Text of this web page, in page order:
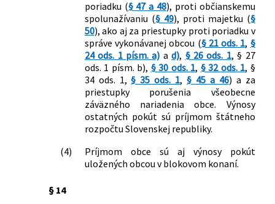
206/2009 Z. z.
Zákon o múzeách a o galériách a o
ochrane predmetov kultúrnej hodnoty
a o zmene zákona Slovenskej národnej
rady č. 372/1990 Zb. o priestupkoch v
znení neskorších predpisov
387/2009 Z. z.
Zákon, ktorým sa mení a dopĺňa zákon
Slovenskej národnej rady č. 372/1990
Zb. o priestupkoch v znení neskorších
predpisov
465/2009 Z. z.
Zákon, ktorým sa mení a dopĺňa zákon
č. 652/2004 Z. z. o orgánoch štátnej
správy v colníctve a o zmene a doplnení
poriadku (§ 47 a 48), proti občianskemu
spolunažívaniu (§ 49), proti majetku (§
50), ako aj za priestupky proti poriadku v
správe vykonávanej obcou (§ 21 ods. 1, §
24 ods. 1 písm. a) ad), § 26 ods. 1, § 27
ods. 1 písm. b), § 30 ods. 1, § 32 ods. 1, §
34 ods. 1,§ 35 ods. 1,§ 45 a 46) a za
priestupky porušenia všeobecne
záväzného nariadenia obce. Výnosy
ostatných pokút sú príjmom štátneho
rozpočtu Slovenskej republiky.
(4)
Príjmom obce sú aj výnosy pokút
uložených obcou v blokovom konaní.
§ 14